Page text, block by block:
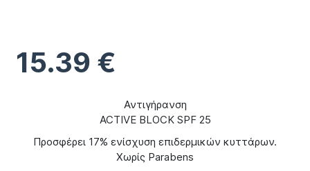
15.39 €
Αντιγήρανση
ACTIVE BLOCK SPF 25
Προσφέρει 17% ενίσχυση επιδερμικών κυττάρων.
Χωρίς Parabens